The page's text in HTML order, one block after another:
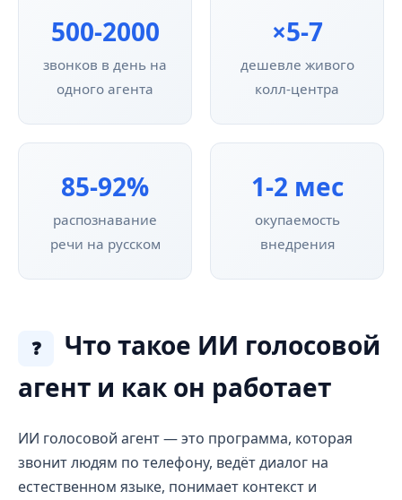
500-2000
звонков в день на
одного агента
×5-7
дешевле живого
колл-центра
85-92%
распознавание
речи на русском
1-2 мес
окупаемость
внедрения
❓
Что такое ИИ голосовой
агент и как он работает
ИИ голосовой агент — это программа, которая
звонит людям по телефону, ведёт диалог на
естественном языке, понимает контекст и